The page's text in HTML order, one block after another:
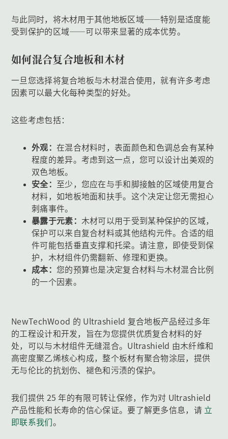
与此同时，将木材用于其他地板区域——特别是适度能
受到保护的区域——可以带来显著的成本优势。
如何混合复合地板和木材
一旦您选择将复合地板与木材混合使用，就有许多考虑
因素可以最大化每种类型的好处。
这些考虑包括：
外观： 在混合材料时，表面颜色和色调总会有某种
程度的差异。考虑到这一点，您可以设计出美观的
双色地板。
安全：
至少，您应在与手和脚接触的区域使用复合
材料，如地板地面和扶手。这个决定让您无需担心
刺痛事件。
暴露于元素： 木材可以用于受到某种保护的区域，
保护可以来自复合材料或其他结构元件。合适的组
件可能包括垂直支撑和托梁。请注意，即使受到保
护，木材组件仍需翻新、修理和更换。
成本： 您的预算也是决定复合材料与木材混合比例
的一个因素。
NewTechWood 的 Ultrashield 复合地板产品经过多年
的工程设计和开发，旨在为您提供优质复合材料的好
处，可以与木材组件无缝混合。Ultrashield 由木纤维和
高密度聚乙烯核心构成，整个板材有聚合物涂层，提供
无与伦比的抗划伤、褪色和污渍的保护。
我们提供 25 年的有限可转让保修，作为对 Ultrashield
产品性能和长寿命的信心保证。要了解更多信息，请 立
即联系我们 。